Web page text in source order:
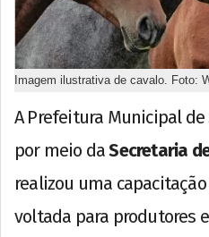
Imagem ilustrativa de cavalo. Foto:
A Prefeitura Municipal de
por meio daSecretaria
realizou uma
voltada para produtores